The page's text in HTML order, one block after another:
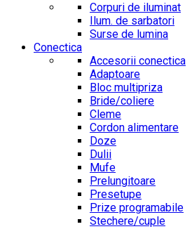
Corpuri de iluminat
Ilum. de sarbatori
Surse de lumina
Conectica
Accesorii conectica
Adaptoare
Bloc multipriza
Bride/coliere
Cleme
Cordon alimentare
Doze
Dulii
Mufe
Prelungitoare
Presetupe
Prize programabile
Stechere/cuple